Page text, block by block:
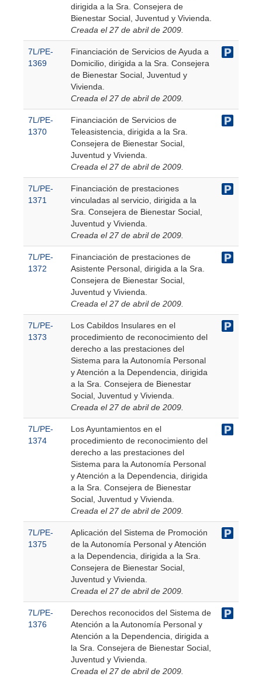
dirigida a la Sra. Consejera de
Bienestar Social, Juventud y Vivienda.
Creada el 27 de abril de 2009.
7L/PE-
1369
Financiación de Servicios de Ayuda a
Domicilio, dirigida a la Sra. Consejera
de Bienestar Social, Juventud y
Vivienda.
Creada el 27 de abril de 2009.
7L/PE-
1370
Financiación de Servicios de
Teleasistencia, dirigida a la Sra.
Consejera de Bienestar Social,
Juventud y Vivienda.
Creada el 27 de abril de 2009.
7L/PE-
1371
Financiación de prestaciones
vinculadas al servicio, dirigida a la
Sra. Consejera de Bienestar Social,
Juventud y Vivienda.
Creada el 27 de abril de 2009.
7L/PE-
1372
Financiación de prestaciones de
Asistente Personal, dirigida a la Sra.
Consejera de Bienestar Social,
Juventud y Vivienda.
Creada el 27 de abril de 2009.
7L/PE-
1373
Los Cabildos Insulares en el
procedimiento de reconocimiento del
derecho a las prestaciones del
Sistema para la Autonomía Personal
y Atención a la Dependencia, dirigida
a la Sra. Consejera de Bienestar
Social, Juventud y Vivienda.
Creada el 27 de abril de 2009.
7L/PE-
1374
Los Ayuntamientos en el
procedimiento de reconocimiento del
derecho a las prestaciones del
Sistema para la Autonomía Personal
y Atención a la Dependencia, dirigida
a la Sra. Consejera de Bienestar
Social, Juventud y Vivienda.
Creada el 27 de abril de 2009.
7L/PE-
1375
Aplicación del Sistema de Promoción
de la Autonomía Personal y Atención
a la Dependencia, dirigida a la Sra.
Consejera de Bienestar Social,
Juventud y Vivienda.
Creada el 27 de abril de 2009.
7L/PE-
1376
Derechos reconocidos del Sistema de
Atención a la Autonomía Personal y
Atención a la Dependencia, dirigida a
la Sra. Consejera de Bienestar Social,
Juventud y Vivienda.
Creada el 27 de abril de 2009.